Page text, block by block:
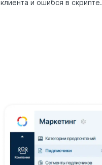
клиента и ошибся в скрипте.